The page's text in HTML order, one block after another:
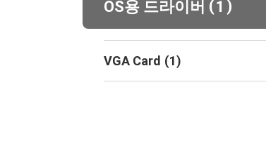
OS용 드라이버 (1 )
VGA Card (1)